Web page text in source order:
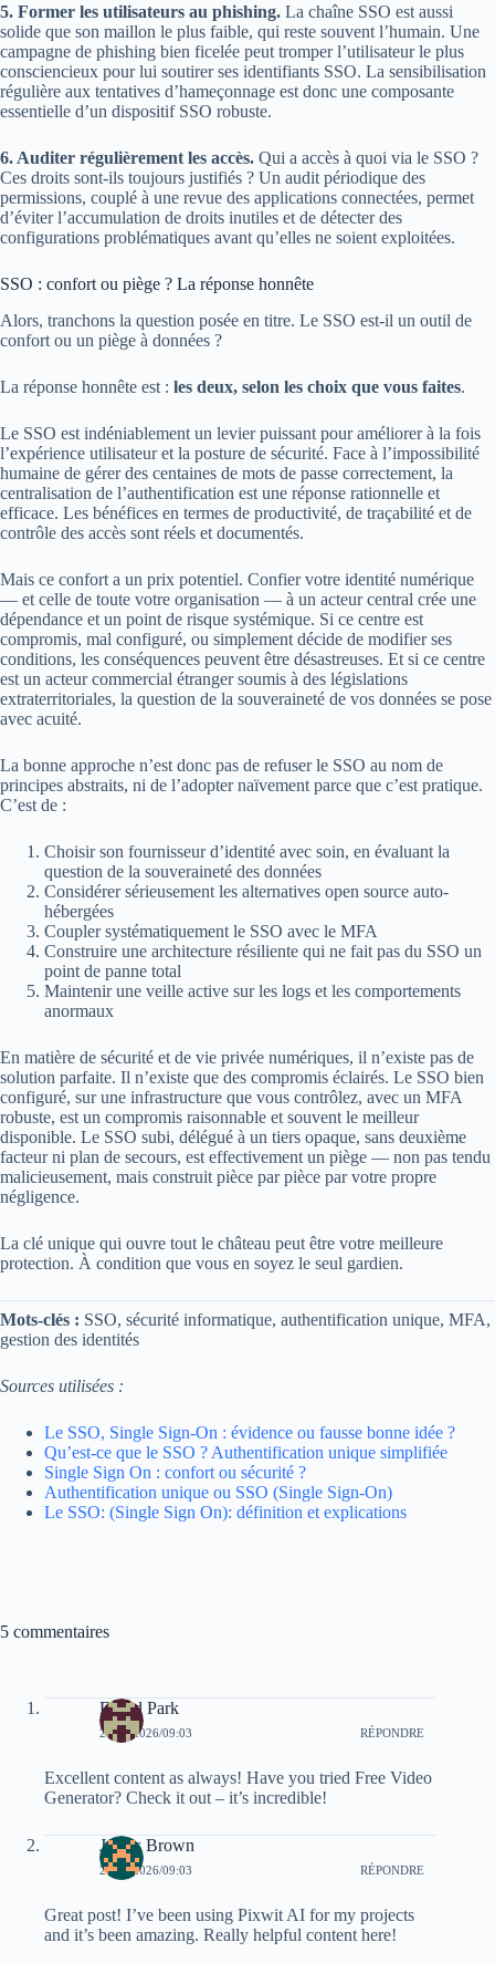
5. Former les utilisateurs au phishing. La chaîne SSO est aussi
solide que son maillon le plus faible, qui reste souvent l’humain. Une
campagne de phishing bien ficelée peut tromper l’utilisateur le plus
consciencieux pour lui soutirer ses identifiants SSO. La sensibilisation
régulière aux tentatives d’hameçonnage est donc une composante
essentielle d’un dispositif SSO robuste.
6. Auditer régulièrement les accès. Qui a accès à quoi via le SSO ?
Ces droits sont-ils toujours justifiés ? Un audit périodique des
permissions, couplé à une revue des applications connectées, permet
d’éviter l’accumulation de droits inutiles et de détecter des
configurations problématiques avant qu’elles ne soient exploitées.
SSO : confort ou piège ? La réponse honnête
Alors, tranchons la question posée en titre. Le SSO est-il un outil de
confort ou un piège à données ?
La réponse honnête est : les deux, selon les choix que vous faites.
Le SSO est indéniablement un levier puissant pour améliorer à la fois
l’expérience utilisateur et la posture de sécurité. Face à l’impossibilité
humaine de gérer des centaines de mots de passe correctement, la
centralisation de l’authentification est une réponse rationnelle et
efficace. Les bénéfices en termes de productivité, de traçabilité et de
contrôle des accès sont réels et documentés.
Mais ce confort a un prix potentiel. Confier votre identité numérique
— et celle de toute votre organisation — à un acteur central crée une
dépendance et un point de risque systémique. Si ce centre est
compromis, mal configuré, ou simplement décide de modifier ses
conditions, les conséquences peuvent être désastreuses. Et si ce centre
est un acteur commercial étranger soumis à des législations
extraterritoriales, la question de la souveraineté de vos données se pose
avec acuité.
La bonne approche n’est donc pas de refuser le SSO au nom de
principes abstraits, ni de l’adopter naïvement parce que c’est pratique.
C’est de :
Choisir son fournisseur d’identité avec soin, en évaluant la
question de la souveraineté des données
Considérer sérieusement les alternatives open source auto-
hébergées
Coupler systématiquement le SSO avec le MFA
Construire une architecture résiliente qui ne fait pas du SSO un
point de panne total
Maintenir une veille active sur les logs et les comportements
anormaux
En matière de sécurité et de vie privée numériques, il n’existe pas de
solution parfaite. Il n’existe que des compromis éclairés. Le SSO bien
configuré, sur une infrastructure que vous contrôlez, avec un MFA
robuste, est un compromis raisonnable et souvent le meilleur
disponible. Le SSO subi, délégué à un tiers opaque, sans deuxième
facteur ni plan de secours, est effectivement un piège — non pas tendu
malicieusement, mais construit pièce par pièce par votre propre
négligence.
La clé unique qui ouvre tout le château peut être votre meilleure
protection. À condition que vous en soyez le seul gardien.
Mots-clés : SSO, sécurité informatique, authentification unique, MFA,
gestion des identités
Sources utilisées :
Le SSO, Single Sign-On : évidence ou fausse bonne idée ?
Qu’est-ce que le SSO ? Authentification unique simplifiée
Single Sign On : confort ou sécurité ?
Authentification unique ou SSO (Single Sign-On)
Le SSO: (Single Sign On): définition et explications
5 commentaires
David Park
24/03/2026/09:03 RÉPONDRE
Excellent content as always! Have you tried Free Video
Generator? Check it out – it’s incredible!
James Brown
24/03/2026/09:03 RÉPONDRE
Great post! I’ve been using Pixwit AI for my projects
and it’s been amazing. Really helpful content here!